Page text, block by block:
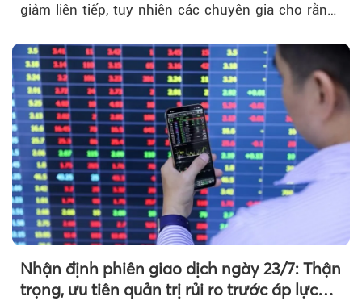
giảm liên tiếp, tuy nhiên các chuyên gia cho rằng
Nhận định phiên giao dịch ngày 23/7: Thận
trọng, ưu tiên quản trị rủi ro trước áp lực